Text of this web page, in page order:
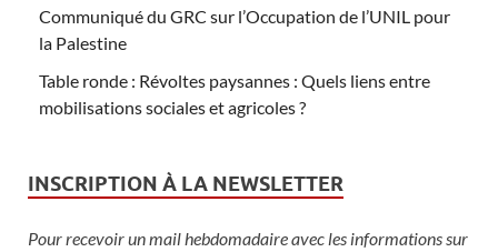
Communiqué du GRC sur l’Occupation de l’UNIL pour
la Palestine
Table ronde : Révoltes paysannes : Quels liens entre
mobilisations sociales et agricoles ?
INSCRIPTION À LA NEWSLETTER
Pour recevoir un mail hebdomadaire avec les informations sur